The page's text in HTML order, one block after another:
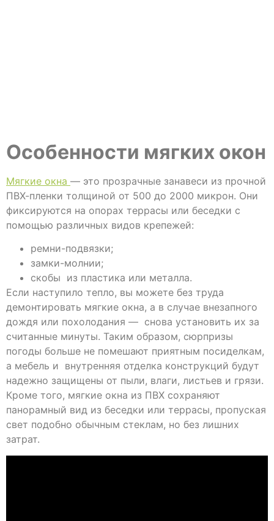
Особенности мягких окон
Мягкие окна — это прозрачные занавеси из прочной
ПВХ-пленки толщиной от 500 до 2000 микрон. Они
фиксируются на опорах террасы или беседки с
помощью различных видов крепежей:
ремни-подвязки;
замки-молнии;
скобы из пластика или металла.
Если наступило тепло, вы можете без труда
демонтировать мягкие окна, а в случае внезапного
дождя или похолодания — снова установить их за
считанные минуты. Таким образом, сюрпризы
погоды больше не помешают приятным посиделкам,
а мебель и внутренняя отделка конструкций будут
надежно защищены от пыли, влаги, листьев и грязи.
Кроме того, мягкие окна из ПВХ сохраняют
панорамный вид из беседки или террасы, пропуская
свет подобно обычным стеклам, но без лишних
затрат.